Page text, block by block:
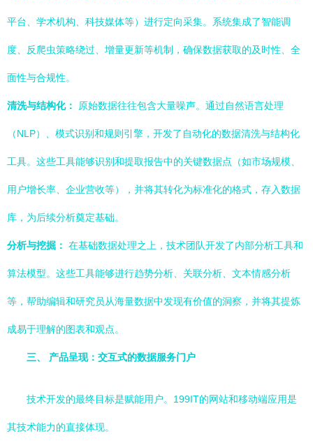
平台、学术机构、科技媒体等）进行定向采集。系统集成了智能调
度、反爬虫策略绕过、增量更新等机制，确保数据获取的及时性、全
面性与合规性。
清洗与结构化： 原始数据往往包含大量噪声。通过自然语言处理
（NLP）、模式识别和规则引擎，开发了自动化的数据清洗与结构化
工具。这些工具能够识别和提取报告中的关键数据点（如市场规模、
用户增长率、企业营收等），并将其转化为标准化的格式，存入数据
库，为后续分析奠定基础。
分析与挖掘： 在基础数据处理之上，技术团队开发了内部分析工具和
算法模型。这些工具能够进行趋势分析、关联分析、文本情感分析
等，帮助编辑和研究员从海量数据中发现有价值的洞察，并将其提炼
成易于理解的图表和观点。
三、 产品呈现：交互式的数据服务门户
技术开发的最终目标是赋能用户。199IT的网站和移动端应用是
其技术能力的直接体现。